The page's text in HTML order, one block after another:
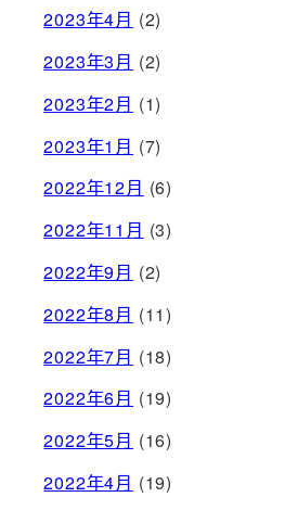
2023年4月 (2)
2023年3月 (2)
2023年2月 (1)
2023年1月 (7)
2022年12月 (6)
2022年11月 (3)
2022年9月 (2)
2022年8月 (11)
2022年7月 (18)
2022年6月 (19)
2022年5月 (16)
2022年4月 (19)